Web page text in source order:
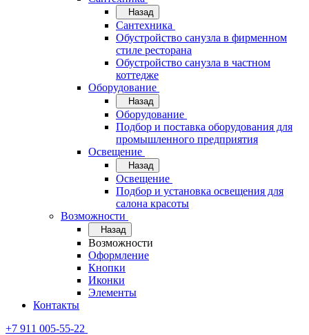
Назад
Сантехника
Обустройство санузла в фирменном
стиле ресторана
Обустройство санузла в частном
коттедже
Оборудование
Назад
Оборудование
Подбор и поставка оборудования для
промышленного предприятия
Освещение
Назад
Освещение
Подбор и установка освещения для
салона красоты
Возможности
Назад
Возможности
Оформление
Кнопки
Иконки
Элементы
Контакты
+7 911 005-55-22